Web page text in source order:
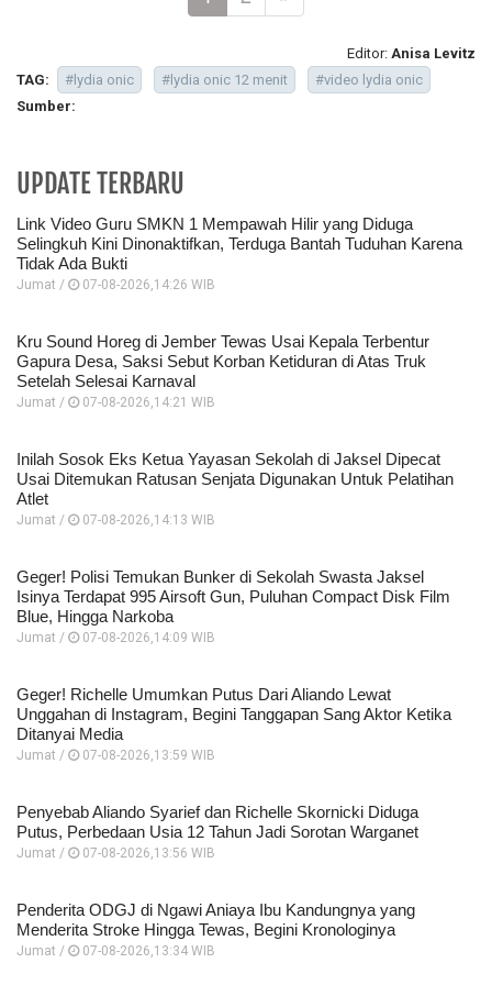
Editor: Anisa Levitz
TAG:
#lydia onic #lydia onic 12 menit
#video lydia onic
Sumber:
UPDATE TERBARU
Link Video Guru SMKN 1 Mempawah Hilir yang Diduga
Selingkuh Kini Dinonaktifkan, Terduga Bantah Tuduhan Karena
Tidak Ada Bukti
Jumat / 07-08-2026,14:26 WIB
Kru Sound Horeg di Jember Tewas Usai Kepala Terbentur
Gapura Desa, Saksi Sebut Korban Ketiduran di Atas Truk
Setelah Selesai Karnaval
Jumat / 07-08-2026,14:21 WIB
Inilah Sosok Eks Ketua Yayasan Sekolah di Jaksel Dipecat
Usai Ditemukan Ratusan Senjata Digunakan Untuk Pelatihan
Atlet
Jumat / 07-08-2026,14:13 WIB
Geger! Polisi Temukan Bunker di Sekolah Swasta Jaksel
Isinya Terdapat 995 Airsoft Gun, Puluhan Compact Disk Film
Blue, Hingga Narkoba
Jumat / 07-08-2026,14:09 WIB
Geger! Richelle Umumkan Putus Dari Aliando Lewat
Unggahan di Instagram, Begini Tanggapan Sang Aktor Ketika
Ditanyai Media
Jumat / 07-08-2026,13:59 WIB
Penyebab Aliando Syarief dan Richelle Skornicki Diduga
Putus, Perbedaan Usia 12 Tahun Jadi Sorotan Warganet
Jumat / 07-08-2026,13:56 WIB
Penderita ODGJ di Ngawi Aniaya Ibu Kandungnya yang
Menderita Stroke Hingga Tewas, Begini Kronologinya
Jumat / 07-08-2026,13:34 WIB